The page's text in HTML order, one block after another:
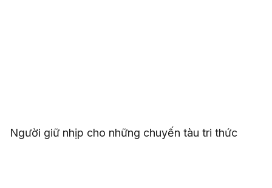
Người giữ nhịp cho những chuyến tàu tri thức